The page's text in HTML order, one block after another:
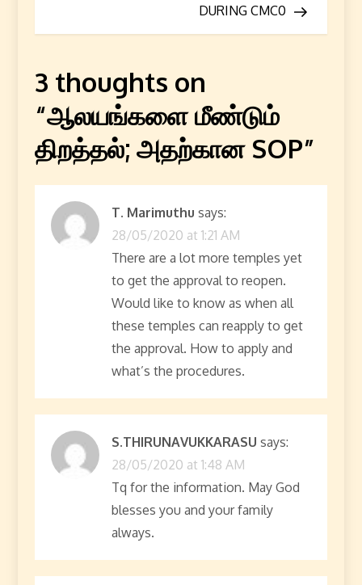
t
n
a
v
i
g
a
DURING CMC0
3 thoughts on
“ஆலயங்களை மீண்டும்
திறத்தல்; அதற்கான SOP”
T. Marimuthu says:
28/05/2020 at 1:21 AM
There are a lot more temples yet
to get the approval to reopen.
Would like to know as when all
these temples can reapply to get
the approval. How to apply and
what’s the procedures.
S.THIRUNAVUKKARASU says:
28/05/2020 at 1:48 AM
Tq for the information. May God
blesses you and your family
always.